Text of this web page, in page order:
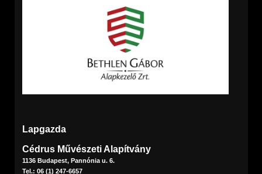
Lapgazda
Cédrus Művészeti Alapítvány
1136 Budapest, Pannónia u. 6.
Tel.: 06 (1) 247-6657